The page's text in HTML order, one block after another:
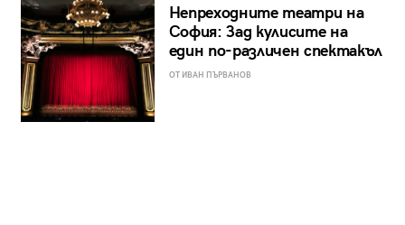
Непреходните театри на
София: Зад кулисите на
един по-различен спектакъл
ОТ ИВАН ПЪРВАНОВ